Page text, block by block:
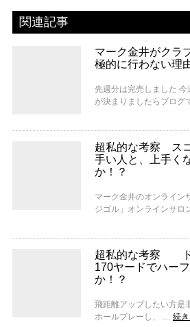
関連記事
マーク金井がクラ
極的に行わない理
先週分は完売しました
が決まりましたらブログ
超私的な考察 ス
手い人と、上手く
か！？
マーク金井のオンライン
ジゴル」オンラインサロ
超私的な考察 ド
170ヤードでハー
か！？
飛距離アップしたい方
ホールプレーし、 … 続